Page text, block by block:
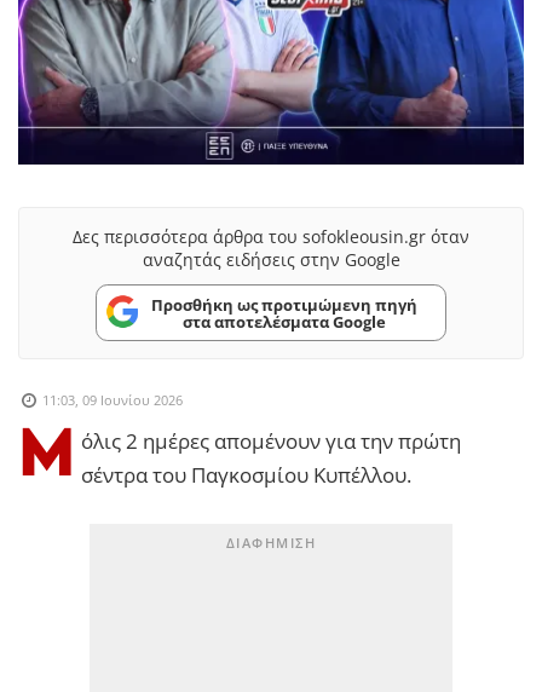
Δες περισσότερα άρθρα του sofokleousin.gr όταν
αναζητάς ειδήσεις στην Google
Προσθήκη ως προτιμώμενη πηγή
στα αποτελέσματα Google
11:03, 09 Ιουνίου 2026
Μ
όλις 2 ημέρες απομένουν για την πρώτη
σέντρα του Παγκοσμίου Κυπέλλου.